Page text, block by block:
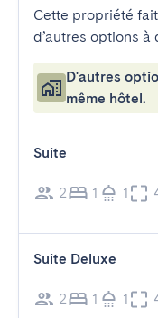
Cette propriété
d’autres options à
D'autres
même hôtel.
Suite
2 1 1
Suite Deluxe
2 1 1